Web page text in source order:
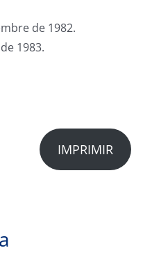
de 1982.
1983.
IMPRIMIR